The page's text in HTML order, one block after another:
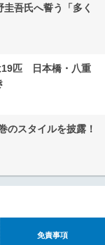
吾氏へ誓う「多く
19匹 日本橋・八重
のスタイルを披露！
免責事項